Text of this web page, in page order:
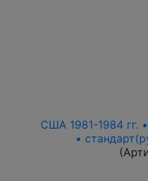
США 1981-1984 гг.
•